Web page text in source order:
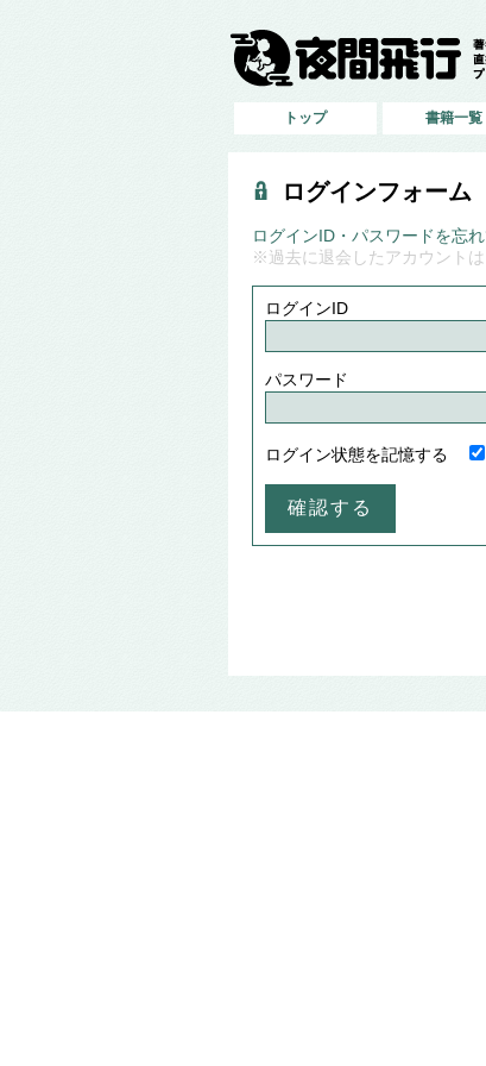
トップ 書籍一覧
ログインフォーム
ログインID・パスワードを忘
※過去に退会したアカウント
ログインID
パスワード
ログイン状態を記憶する